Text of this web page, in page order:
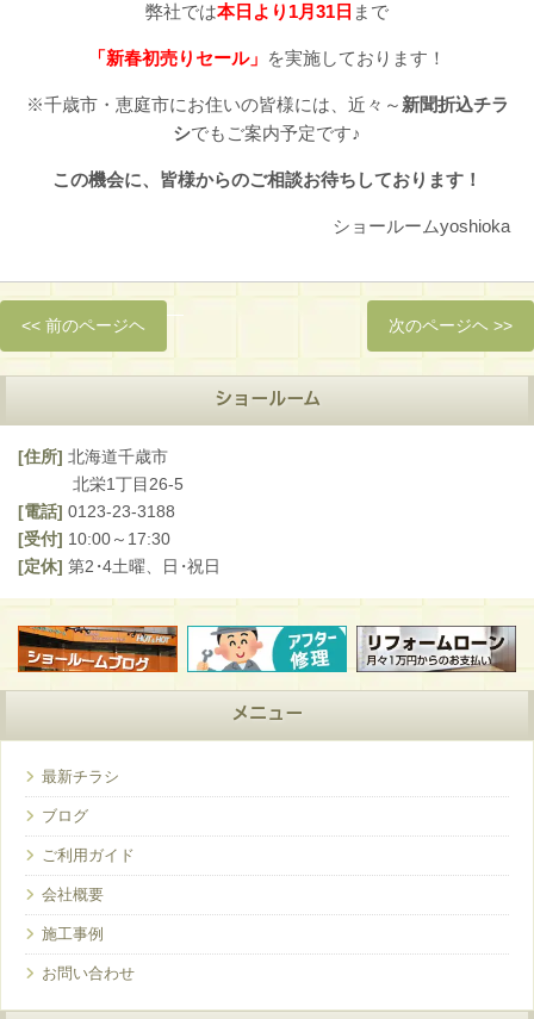
弊社では本日より1月31日 まで
「新春初売りセール」 を実施しております！
※千歳市・恵庭市にお住いの皆様には、近々～ 新聞折込チラ
シでもご案内予定です♪
この機会に、皆様からのご相談お待ちしております！
ショールームyoshioka
<< 前のページヘ
—
次のページヘ >>
ショールーム
[住所] 北海道千歳市
北栄1丁目26-5
[電話] 0123-23-3188
[受付] 10:00～17:30
[定休] 第2・4土曜、日・祝日
メニュー
最新チラシ
ブログ
ご利用ガイド
会社概要
施工事例
お問い合わせ